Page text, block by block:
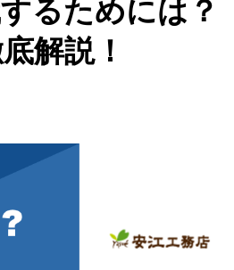
るためには？
解説！